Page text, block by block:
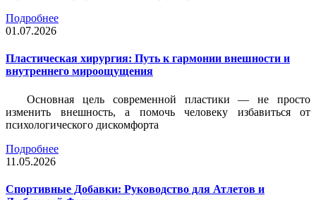
Подробнее
01.07.2026
Пластическая хирургия: Путь к гармонии внешности и
внутреннего мироощущения
Основная цель современной пластики — не просто
изменить внешность, а помочь человеку избавиться от
психологического дискомфорта
Подробнее
11.05.2026
Спортивные Добавки: Руководство для Атлетов и